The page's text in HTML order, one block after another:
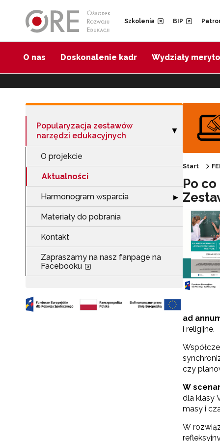
Szkolenia BIP
O nas Doskonalenie kadr Wydziały
Popularyzacja zestawów
narzędzi edukacyjnych
Zwiń sekcję
▶
O projekcie
Aktualności
Harmonogram wsparcia Rozwiń sekcję
▶
Materiały do pobrania
Kontakt
Zapraszamy na nasz fanpage na
Facebooku
Start
Po
ad
i religijne.
czy
W
dla klasy
masy i
W